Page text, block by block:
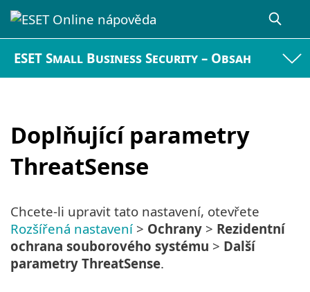
ESET Small Business Security – Obsah
Doplňující parametry
ThreatSense
Chcete-li upravit tato nastavení, otevřete
Rozšířená nastavení > Ochrany > Rezidentní
ochrana souborového systému > Další
parametry ThreatSense.